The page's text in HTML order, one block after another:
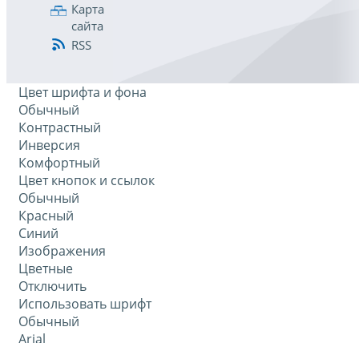
Карта
сайта
RSS
Цвет шрифта и фона
Обычный
Контрастный
Инверсия
Комфортный
Цвет кнопок и ссылок
Обычный
Красный
Синий
Изображения
Цветные
Отключить
Использовать шрифт
Обычный
Arial